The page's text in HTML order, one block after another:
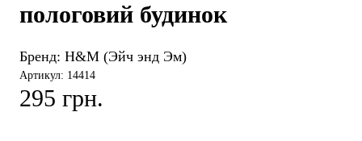
пологовий будинок
Бренд: H&M (Эйч энд Эм)
Артикул: 14414
295 грн.